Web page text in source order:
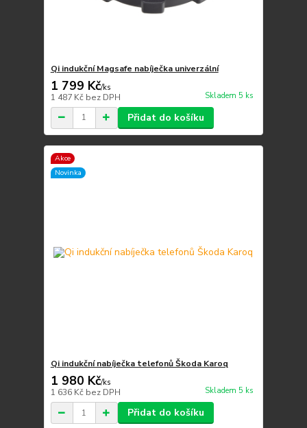
Qi indukční Magsafe nabíječka univerzální
1 799 Kč/ks
1 487 Kč bez DPH Skladem 5 ks
Přidat do košíku
Akce
Novinka
Qi indukční nabíječka telefonů Škoda Karoq
1 980 Kč/ks
1 636 Kč bez DPH Skladem 5 ks
Přidat do košíku